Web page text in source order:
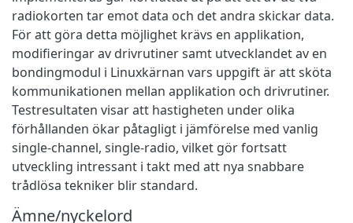
radiokorten tar emot data och det andra skickar data.
För att göra detta möjlighet krävs en applikation,
modifieringar av drivrutiner samt utvecklandet av en
bondingmodul i Linuxkärnan vars uppgift är att sköta
kommunikationen mellan applikation och drivrutiner.
Testresultaten visar att hastigheten under olika
förhållanden ökar påtagligt i jämförelse med vanlig
single-channel, single-radio, vilket gör fortsatt
utveckling intressant i takt med att nya snabbare
trådlösa tekniker blir standard.
Ämne/nyckelord